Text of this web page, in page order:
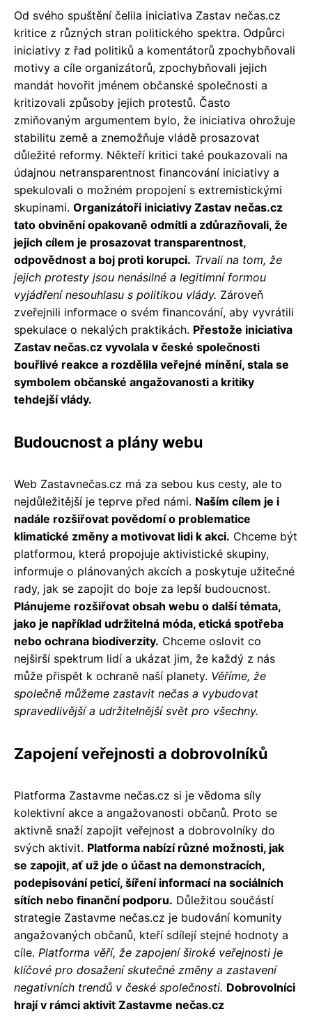
Od svého spuštění čelila iniciativa Zastav nečas.cz
kritice z různých stran politického spektra. Odpůrci
iniciativy z řad politiků a komentátorů zpochybňovali
motivy a cíle organizátorů, zpochybňovali jejich
mandát hovořit jménem občanské společnosti a
kritizovali způsoby jejich protestů. Často
zmiňovaným argumentem bylo, že iniciativa ohrožuje
stabilitu země a znemožňuje vládě prosazovat
důležité reformy. Někteří kritici také poukazovali na
údajnou netransparentnost financování iniciativy a
spekulovali o možném propojení s extremistickými
skupinami. Organizátoři iniciativy Zastav nečas.cz
tato obvinění opakovaně odmítli a zdůrazňovali, že
jejich cílem je prosazovat transparentnost,
odpovědnost a boj proti korupci. Trvali na tom, že
jejich protesty jsou nenásilné a legitimní formou
vyjádření nesouhlasu s politikou vlády. Zároveň
zveřejnili informace o svém financování, aby vyvrátili
spekulace o nekalých praktikách. Přestože iniciativa
Zastav nečas.cz vyvolala v české společnosti
bouřlivé reakce a rozdělila veřejné mínění, stala se
symbolem občanské angažovanosti a kritiky
tehdejší vlády.
Budoucnost a plány webu
Web Zastavnečas.cz má za sebou kus cesty, ale to
nejdůležitější je teprve před námi. Naším cílem je i
nadále rozšiřovat povědomí o problematice
klimatické změny a motivovat lidi k akci. Chceme být
platformou, která propojuje aktivistické skupiny,
informuje o plánovaných akcích a poskytuje užitečné
rady, jak se zapojit do boje za lepší budoucnost.
Plánujeme rozšiřovat obsah webu o další témata,
jako je například udržitelná móda, etická spotřeba
nebo ochrana biodiverzity. Chceme oslovit co
nejširší spektrum lidí a ukázat jim, že každý z nás
může přispět k ochraně naší planety. Věříme, že
společně můžeme zastavit nečas a vybudovat
spravedlivější a udržitelnější svět pro všechny.
Zapojení veřejnosti a dobrovolníků
Platforma Zastavme nečas.cz si je vědoma síly
kolektivní akce a angažovanosti občanů. Proto se
aktivně snaží zapojit veřejnost a dobrovolníky do
svých aktivit. Platforma nabízí různé možnosti, jak
se zapojit, ať už jde o účast na demonstracích,
podepisování peticí, šíření informací na sociálních
sítích nebo finanční podporu. Důležitou součástí
strategie Zastavme nečas.cz je budování komunity
angažovaných občanů, kteří sdílejí stejné hodnoty a
cíle. Platforma věří, že zapojení široké veřejnosti je
klíčové pro dosažení skutečné změny a zastavení
negativních trendů v české společnosti. Dobrovolníci
hrají v rámci aktivit Zastavme nečas.cz